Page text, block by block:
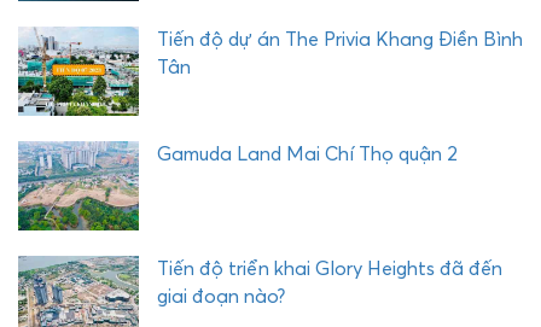
Tiến độ dự án The Privia Khang Điền Bình
Tân
Gamuda Land Mai Chí Thọ quận 2
Tiến độ triển khai Glory Heights đã đến
giai đoạn nào?